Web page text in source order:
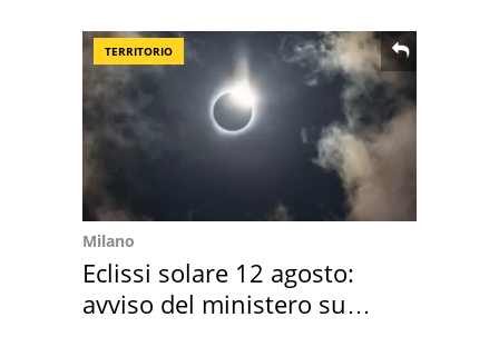
TERRITORIO
Milano
Eclissi solare 12 agosto:
avviso del ministero su